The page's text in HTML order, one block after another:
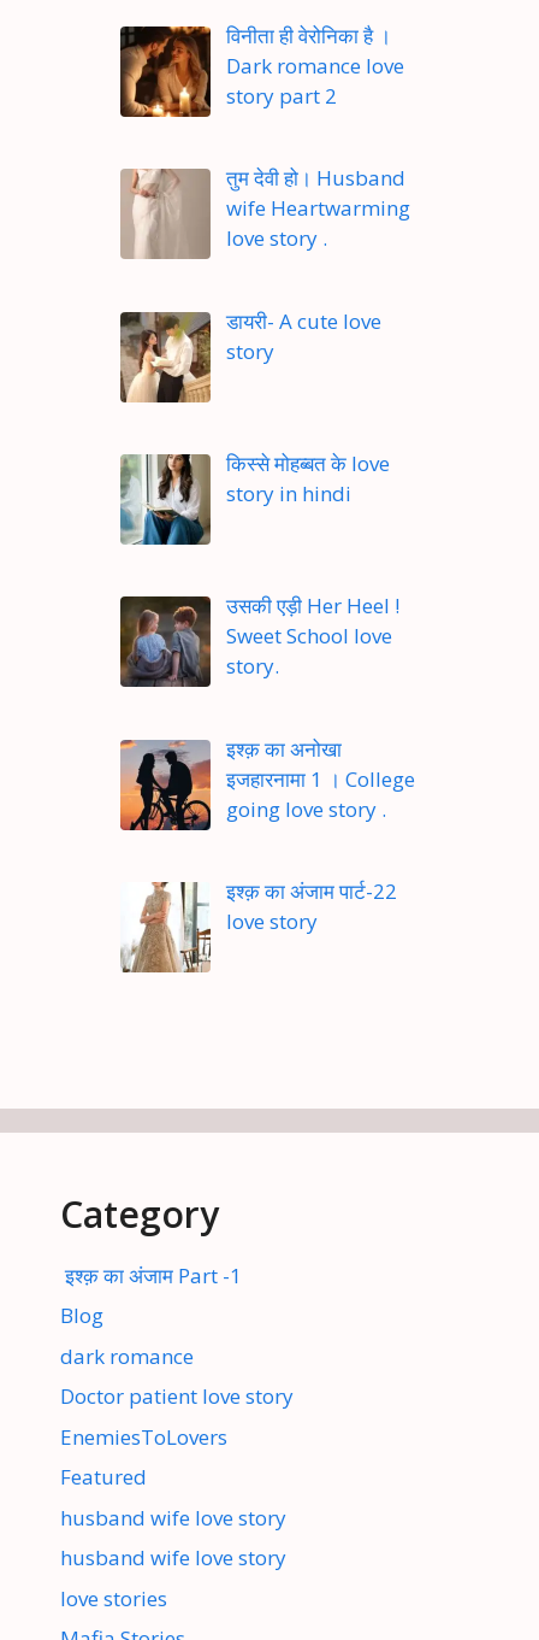
विनीता ही वेरोनिका है ।
Dark romance love
story part 2
तुम देवी हो। Husband
wife Heartwarming
love story .
डायरी- A cute love
story
किस्से मोहब्बत के love
story in hindi
उसकी एड़ी Her Heel !
Sweet School love
story.
इश्क़ का अनोखा
इजहारनामा 1 । College
going love story .
इश्क़ का अंजाम पार्ट-22
love story
Category
इश्क़ का अंजाम Part -1
Blog
dark romance
Doctor patient love story
EnemiesToLovers
Featured
husband wife love story
husband wife love story
love stories